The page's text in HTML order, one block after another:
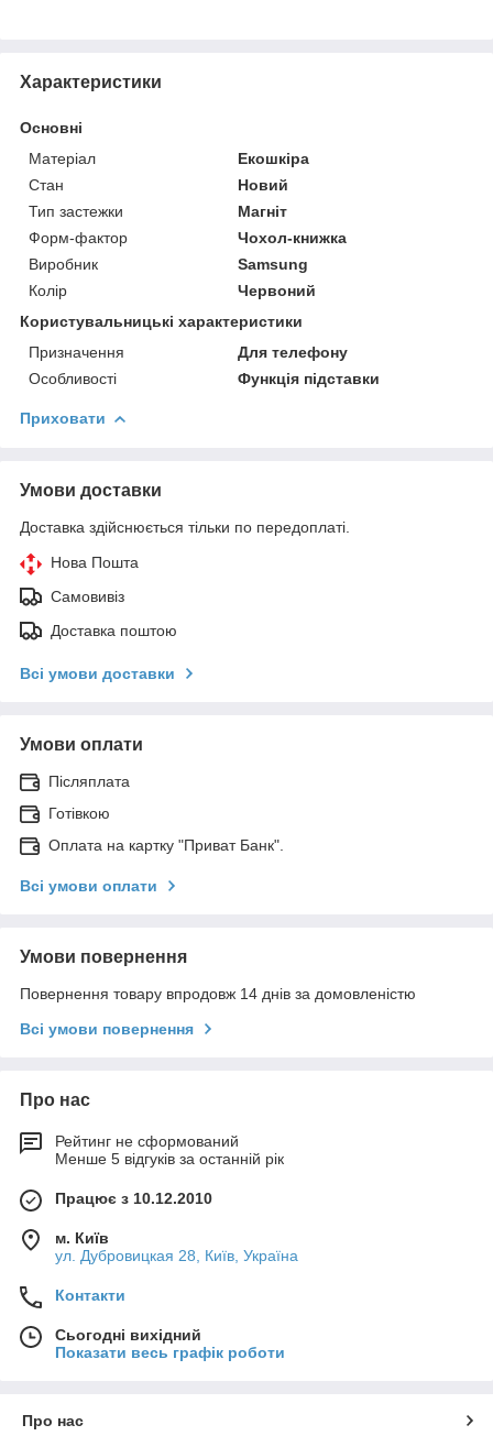
Характеристики
Основні
Матеріал
Екошкіра
Стан
Новий
Тип застежки
Магніт
Форм-фактор
Чохол-книжка
Виробник
Samsung
Колір
Червоний
Користувальницькі характеристики
Призначення
Для телефону
Особливості
Функція підставки
Приховати
Умови доставки
Доставка здійснюється тільки по передоплаті.
Нова Пошта
Самовивіз
Доставка поштою
Всі умови доставки
Умови оплати
Післяплата
Готівкою
Оплата на картку "Приват Банк".
Всі умови оплати
Умови повернення
Повернення товару впродовж 14 днів за домовленістю
Всі умови повернення
Про нас
Рейтинг не сформований
Менше 5 відгуків за останній рік
Працює з 10.12.2010
м. Київ
ул. Дубровицкая 28, Київ, Україна
Контакти
Сьогодні вихідний
Показати весь графік роботи
Про нас